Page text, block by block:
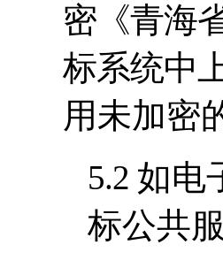
密《青海
标系统中
用未加密
5.2 如电
标公共